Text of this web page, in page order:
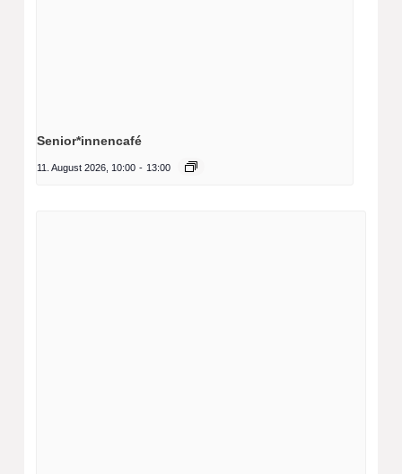
Senior*innencafé
11. August 2026, 10:00 - 13:00